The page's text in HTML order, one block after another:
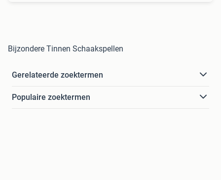
Bijzondere Tinnen Schaakspellen
Gerelateerde zoektermen
Populaire zoektermen